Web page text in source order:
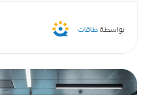
بواسطة طاقات